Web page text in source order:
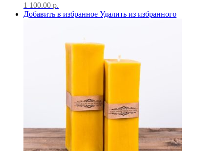
1 100.00 р.
Добавить в избранное Удалить из избранного